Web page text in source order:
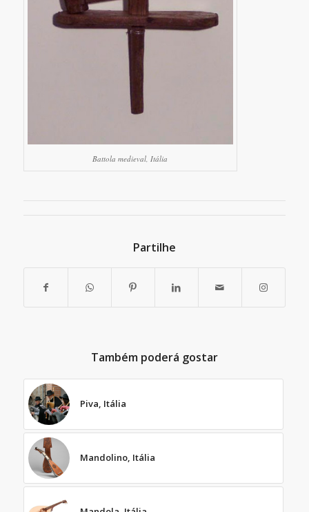
Battola medieval, Itália
Partilhe
Também poderá gostar
Piva, Itália
Mandolino, Itália